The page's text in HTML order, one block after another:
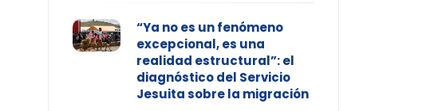
“Ya no es un fenómeno
excepcional, es una
realidad estructural”: el
diagnóstico del Servicio
Jesuita sobre la migración